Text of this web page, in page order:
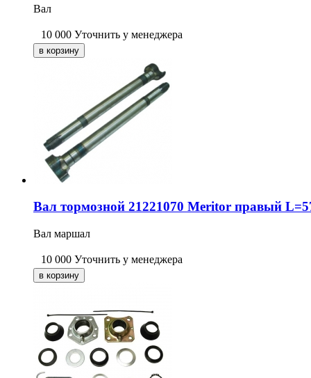
Вал
10 000 Уточнить у менеджера
Вал тормозной 21221070 Meritor правый
Вал маршал
10 000 Уточнить у менеджера